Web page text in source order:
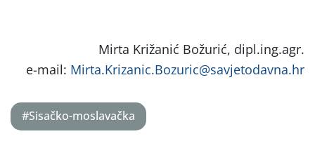
Mirta Križanić Božurić, dipl.ing.agr.
e-mail: Mirta.Krizanic.Bozuric@savjetodavna.hr
#Sisačko-moslavačka